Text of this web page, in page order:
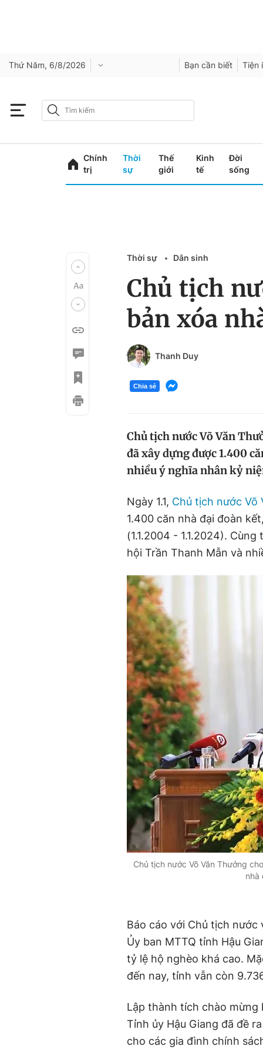
Thứ Năm, 6/8/2026 Bạn cần biết Tiện
Chính
trị
Thời
sự
Thế
giới
Kinh
tế
Đời
sống
Thời sự Dân sinh
Chủ tịch
bản xóa
Thanh Duy
Chia sẻ
Chủ tịch nước Võ Văn
đã xây dựng được 1.400
nhiều ý nghĩa nhân kỷ
Ngày 1.1, Chủ tịch nước Võ
1.400 căn nhà đại đoàn
(1.1.2004 - 1.1.2024).
hội Trần Thanh Mẫn và
Chủ tịch nước Võ Văn Thưởng
nhà
Báo cáo với Chủ tịch nước
Ủy ban MTTQ tỉnh Hậu
tỷ lệ hộ nghèo khá cao.
đến nay, tỉnh vẫn còn
Lập thành tích chào mừng
Tỉnh ủy Hậu Giang đã đề
cho các gia đình chính